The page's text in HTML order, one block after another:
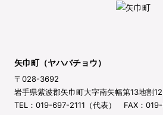
矢巾町（ヤハバチョウ）
〒028-3692
岩手県紫波郡矢巾町大字南矢幅第13地割
TEL：019-697-2111（代表） FAX：